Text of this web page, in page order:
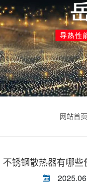
网站首页
不锈钢散热器有哪些